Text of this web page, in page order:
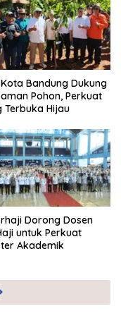
Kota Bandung Dukung
Pohon, Perkuat
Terbuka Hijau
Dorong Dosen
untuk Perkuat
Akademik